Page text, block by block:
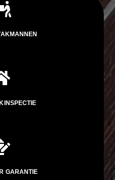
GARANTIE